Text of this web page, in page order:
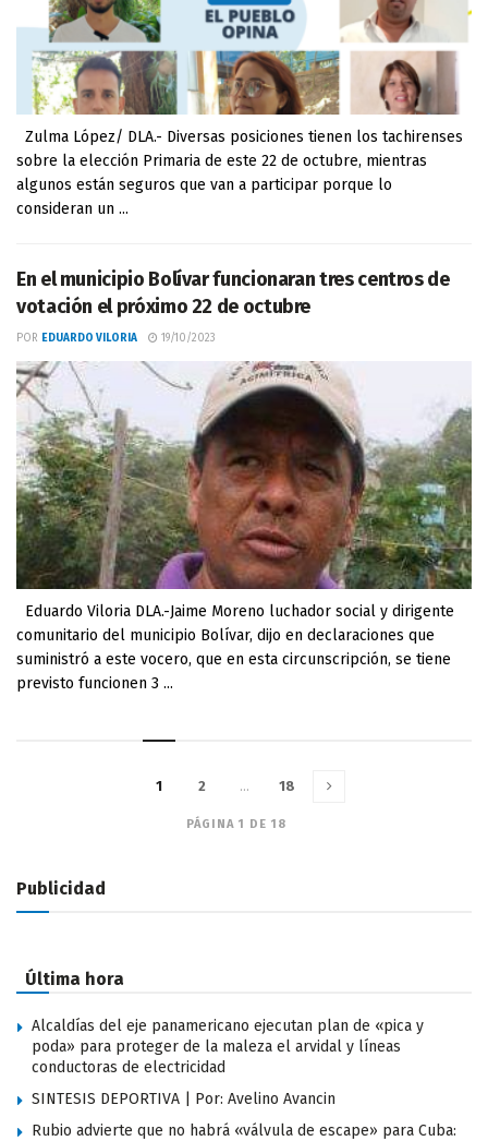
Zulma López/ DLA.- Diversas posiciones tienen los tachirenses
sobre la elección Primaria de este 22 de octubre, mientras
algunos están seguros que van a participar porque lo
consideran un ...
En el municipio Bolívar funcionaran tres centros de
votación el próximo 22 de octubre
POR EDUARDO VILORIA 19/10/2023
Eduardo Viloria DLA.-Jaime Moreno luchador social y dirigente
comunitario del municipio Bolívar, dijo en declaraciones que
suministró a este vocero, que en esta circunscripción, se tiene
previsto funcionen 3 ...
PÁGINA 1 DE 18
1 2 … 18
Publicidad
Última hora
Alcaldías del eje panamericano ejecutan plan de «pica y
poda» para proteger de la maleza el arvidal y líneas
conductoras de electricidad
SINTESIS DEPORTIVA | Por: Avelino Avancin
Rubio advierte que no habrá «válvula de escape» para Cuba: